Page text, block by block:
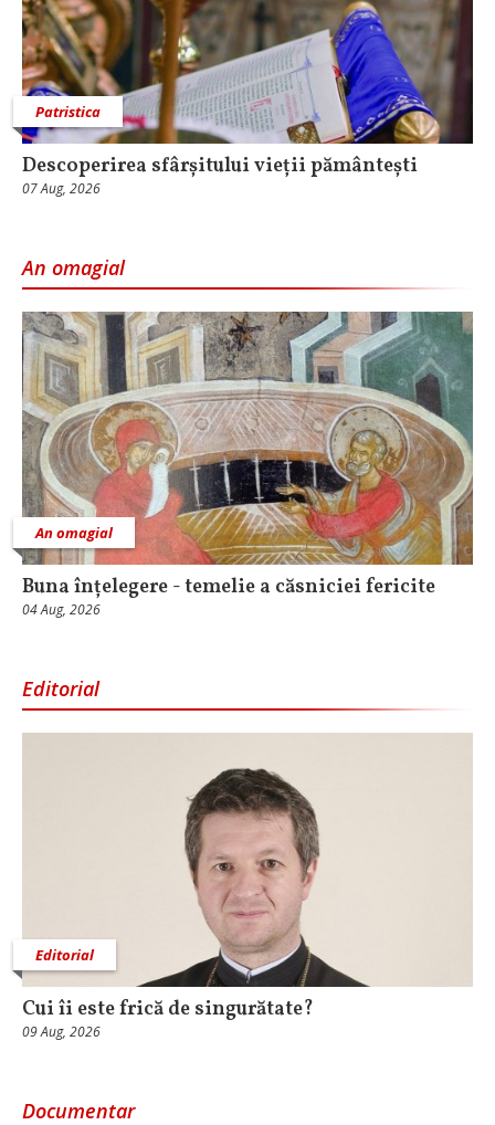
Patristica
Descoperirea sfârșitului vieții pământești
07 Aug, 2026
An omagial
An omagial
Buna înțelegere - temelie a căsniciei fericite
04 Aug, 2026
Editorial
Editorial
Cui îi este frică de singurătate?
09 Aug, 2026
Documentar